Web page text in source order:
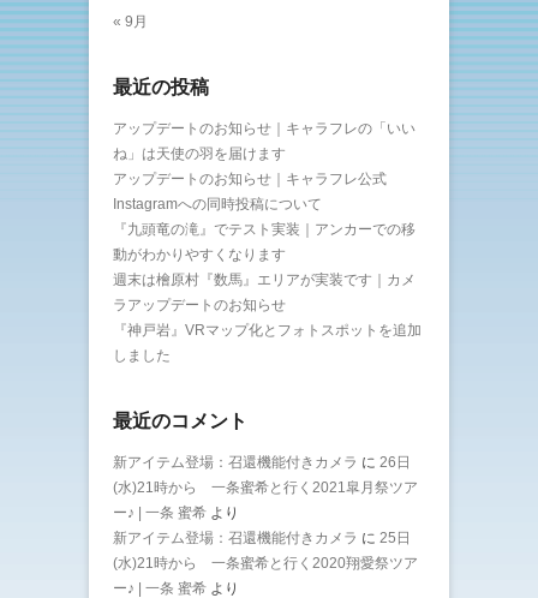
« 9月
最近の投稿
アップデートのお知らせ｜キャラフレの「いい
ね」は天使の羽を届けます
アップデートのお知らせ｜キャラフレ公式
Instagramへの同時投稿について
『九頭竜の滝』でテスト実装｜アンカーでの移
動がわかりやすくなります
週末は檜原村『数馬』エリアが実装です｜カメ
ラアップデートのお知らせ
『神戸岩』VRマップ化とフォトスポットを追加
しました
最近のコメント
新アイテム登場：召還機能付きカメラ に 26日
(水)21時から 一条蜜希と行く2021皐月祭ツア
ー♪ | 一条 蜜希 より
新アイテム登場：召還機能付きカメラ に 25日
(水)21時から 一条蜜希と行く2020翔愛祭ツア
ー♪ | 一条 蜜希 より